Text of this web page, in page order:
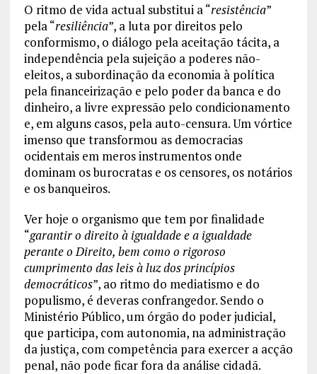
O ritmo de vida actual substitui a “resistência”
pela “resiliência”, a luta por direitos pelo
conformismo, o diálogo pela aceitação tácita, a
independência pela sujeição a poderes não-
eleitos, a subordinação da economia à política
pela financeirização e pelo poder da banca e do
dinheiro, a livre expressão pelo condicionamento
e, em alguns casos, pela auto-censura. Um vórtice
imenso que transformou as democracias
ocidentais em meros instrumentos onde
dominam os burocratas e os censores, os notários
e os banqueiros.
Ver hoje o organismo que tem por finalidade
“garantir o direito à igualdade e a igualdade
perante o Direito, bem como o rigoroso
cumprimento das leis à luz dos princípios
democráticos”, ao ritmo do mediatismo e do
populismo, é deveras confrangedor. Sendo o
Ministério Público, um órgão do poder judicial,
que participa, com autonomia, na administração
da justiça, com competência para exercer a acção
penal, não pode ficar fora da análise cidadã.